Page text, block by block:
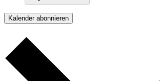
Kalender abonnieren